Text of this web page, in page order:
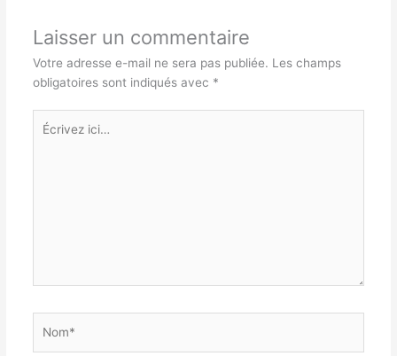
Laisser un commentaire
Votre adresse e-mail ne sera pas publiée. Les champs
obligatoires sont indiqués avec *
Écrivez
ici…